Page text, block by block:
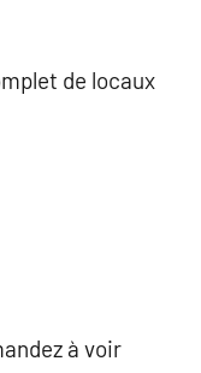
de locaux
à voir